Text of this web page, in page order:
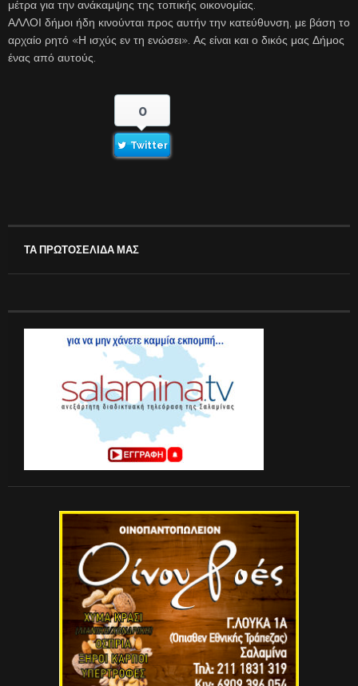
μέτρα για την ανάκαμψης της τοπικής οικονομίας.
ΑΛΛΟΙ δήμοι ήδη κινούνται προς αυτήν την κατεύθυνση, με βάση το
αρχαίο ρητό «Η ισχύς εν τη ενώσει». Ας είναι και ο δικός μας Δήμος
ένας από αυτούς.
0
Twitter
ΤΑ ΠΡΩΤΟΣΕΛΙΔΑ ΜΑΣ